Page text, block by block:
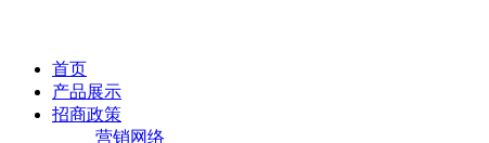
首页
产品展示
招商政策
营销网络